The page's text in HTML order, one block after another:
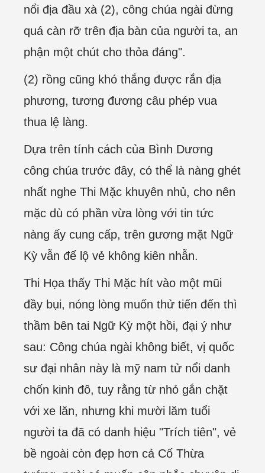
nổi địa đầu xà (2), công chúa ngài đừng
quá càn rỡ trên địa bàn của người ta, an
phận một chút cho thỏa đáng".
(2) rồng cũng khó thắng được rắn địa
phương, tương đương câu phép vua
thua lệ làng.
Dựa trên tính cách của Bình Dương
công chúa trước đây, có thể là nàng ghét
nhất nghe Thi Mặc khuyên nhủ, cho nên
mặc dù có phần vừa lòng với tin tức
nàng ấy cung cấp, trên gương mặt Ngữ
Kỳ vẫn để lộ vẻ không kiên nhẫn.
Thi Họa thấy Thi Mặc hít vào một mũi
đầy bụi, nóng lòng muốn thử tiến đến thì
thầm bên tai Ngữ Kỳ một hồi, đại ý như
sau: Công chúa ngài không biết, vị quốc
sư đại nhân này là mỹ nam tử nổi danh
chốn kinh đô, tuy rằng từ nhỏ gắn chặt
với xe lăn, nhưng khi mười lăm tuổi
người ta đã có danh hiệu "Trích tiên", vẻ
bề ngoài còn đẹp hơn cả Cố Thừa